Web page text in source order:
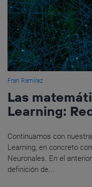
Fran Ramírez
Las
Learning:
Continuamos con
Learning, en concreto
Neuronales. En el
definición de...